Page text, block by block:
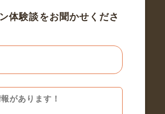
体験談をお聞かせくださ